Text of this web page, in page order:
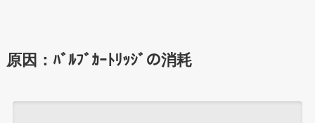
原因：ﾊﾞﾙﾌﾞｶｰﾄﾘｯｼﾞの消耗